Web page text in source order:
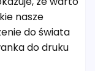
nasze
do świata
do druku